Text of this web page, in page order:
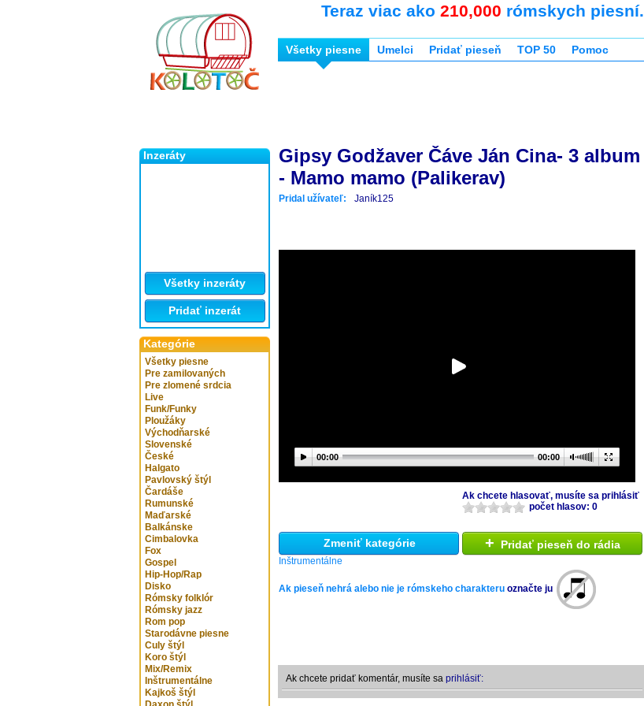
Inzeráty
Všetky inzeráty
Pridať inzerát
Kategórie
Všetky piesne
Pre zamilovaných
Pre zlomené srdcia
Live
Funk/Funky
Ploužáky
Východňarské
Slovenské
České
Halgato
Pavlovský štýl
Čardáše
Rumunské
Maďarské
Balkánske
Cimbalovka
Fox
Gospel
Hip-Hop/Rap
Disko
Rómsky folklór
Rómsky jazz
Rom pop
Starodávne piesne
Culy štýl
Koro štýl
Mix/Remix
Inštrumentálne
Kajkoš štýl
Teraz viac ako 210,000 rómskych piesní.
Všetky piesne Umelci Pridať pieseň TOP 50 Pomoc
Gipsy Godžaver Čáve Ján Cina- 3 album
- Mamo mamo (Palikerav)
Pridal užívateľ: Janík125
00:00 00:00
Ak chcete hlasovať, musíte sa prihlásiť
počet hlasov: 0
Zmeniť kategórie
Inštrumentálne
+ Pridať pieseň do rádia
Ak pieseň nehrá alebo nie je rómskeho charakteru označte ju
Ak chcete pridať komentár, musíte sa prihlásiť: